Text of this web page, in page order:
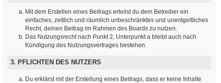
Mit dem Erstellen eines Beitrags erteilst du dem Betreiber ein
einfaches, zeitlich und räumlich unbeschränktes und unentgeltliches
Recht, deinen Beitrag im Rahmen des Boards zu nutzen.
Das Nutzungsrecht nach Punkt 2, Unterpunkt a bleibt auch nach
Kündigung des Nutzungsvertrages bestehen.
3. PFLICHTEN DES NUTZERS
Du erklärst mit der Erstellung eines Beitrags, dass er keine Inhalte